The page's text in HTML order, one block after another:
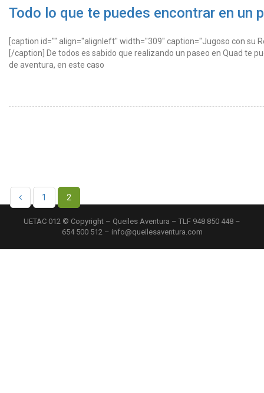
Todo lo que te puedes encontrar en un
[caption id="" align="alignleft" width="309" caption="Jugoso con su
[/caption] De todos es sabido que realizando un paseo en Quad te
de aventura, en este caso
1 2
UETAC 012 © Copyright – Queiles Aventura – TLF 948 850 448 –
654 500 512 – info@queilesaventura.com